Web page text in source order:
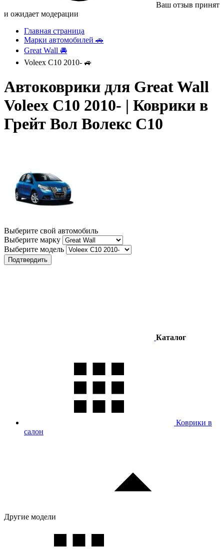
Ваш отзыв принят
и ожидает модерации
Главная страница
Марки автомобилей 🚗
Great Wall 🚘
Voleex C10 2010- 🚙
Автоковрики для Great Wall
Voleex C10 2010- | Коврики в
Грейт Вол Волекс С10
Выберите свой автомобиль
Выберите марку
Выберите модель
Подтвердить
Каталог
Коврики в
салон
Другие модели